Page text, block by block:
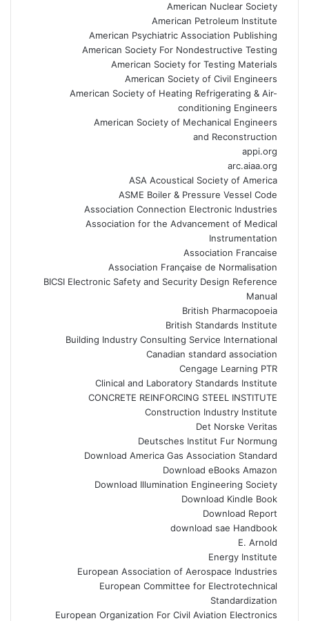
American Nuclear Society
American Petroleum Institute
American Psychiatric Association Publishing
American Society For Nondestructive Testing
American Society for Testing Materials
American Society of Civil Engineers
American Society of Heating Refrigerating & Air-
conditioning Engineers
American Society of Mechanical Engineers
and Reconstruction
appi.org
arc.aiaa.org
ASA Acoustical Society of America
ASME Boiler & Pressure Vessel Code
Association Connection Electronic Industries
Association for the Advancement of Medical
Instrumentation
Association Francaise
Association Française de Normalisation
BICSI Electronic Safety and Security Design Reference
Manual
British Pharmacopoeia
British Standards Institute
Building Industry Consulting Service International
Canadian standard association
Cengage Learning PTR
Clinical and Laboratory Standards Institute
CONCRETE REINFORCING STEEL INSTITUTE
Construction Industry Institute
Det Norske Veritas
Deutsches Institut Fur Normung
Download America Gas Association Standard
Download eBooks Amazon
Download Illumination Engineering Society
Download Kindle Book
Download Report
download sae Handbook
E. Arnold
Energy Institute
European Association of Aerospace Industries
European Committee for Electrotechnical
Standardization
European Organization For Civil Aviation Electronics